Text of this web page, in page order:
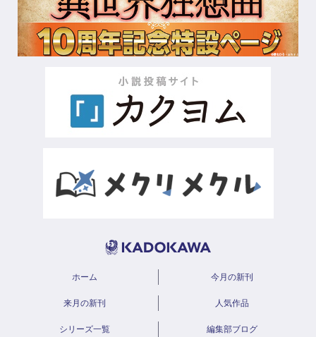
ホーム 今月の新刊
来月の新刊 人気作品
シリーズ一覧 編集部ブログ